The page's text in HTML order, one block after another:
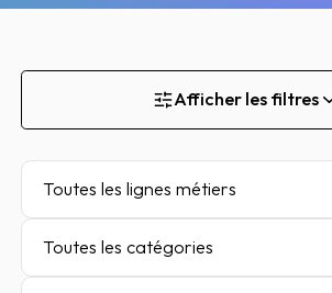
Afficher les filtres
Toutes les lignes métiers
Toutes les catégories